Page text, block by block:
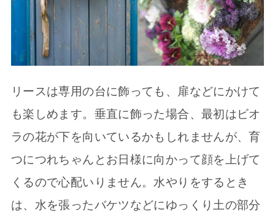
リースは専用の台に飾っても、扉などにかけて
も楽しめます。垂直に飾った場合、最初はビオ
ラの花が下を向いているかもしれませんが、育
つにつれちゃんとお日様に向かって顔を上げて
くるので心配いりません。水やりをするとき
は、水を張ったバケツなどにゆっくり土の部分